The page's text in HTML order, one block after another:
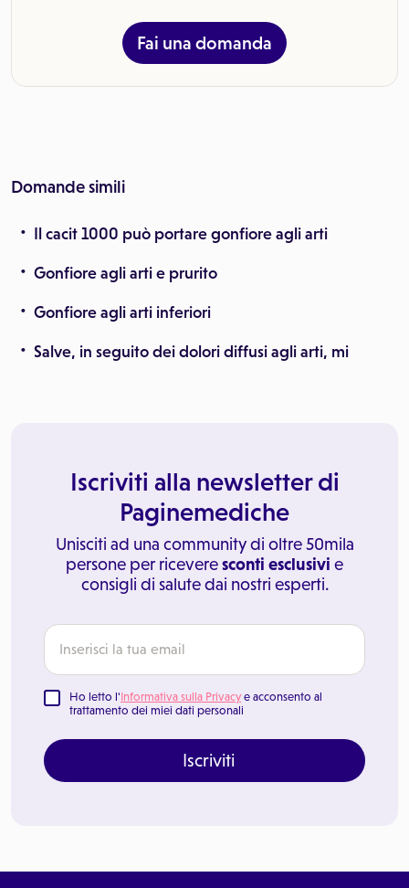
Fai una domanda
Domande simili
Il cacit 1000 può portare gonfiore agli arti
Gonfiore agli arti e prurito
Gonfiore agli arti inferiori
Salve, in seguito dei dolori diffusi agli arti, mi
Iscriviti alla newsletter di
Paginemediche
Unisciti ad una community di oltre 50mila
persone per riceveresconti esclusivi e
consigli di salute dai nostri esperti.
Ho letto l'Informativa sulla Privacy e acconsento al
trattamento dei miei dati personali
Iscriviti